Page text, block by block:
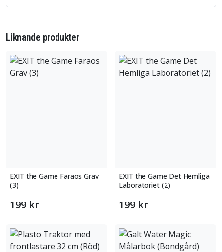
Liknande produkter
EXIT the Game Faraos Grav
(3)
199 kr
EXIT the Game Det Hemliga
Laboratoriet (2)
199 kr